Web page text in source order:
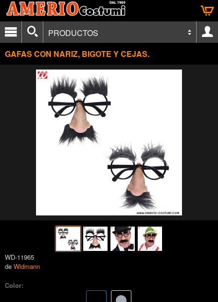
PRODUCTOS
GAFAS CON NARIZ, BIGOTE Y CEJAS.
WD-11965
de Widmann
Color: